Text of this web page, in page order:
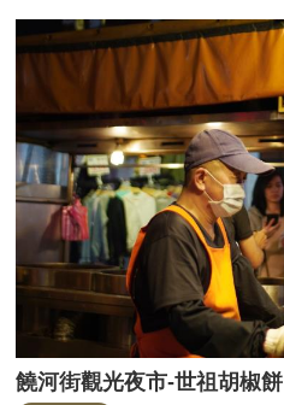
饒河街觀光夜市-世祖胡椒餅